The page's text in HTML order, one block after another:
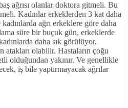
ağrısı olanlar doktora gitmeli. Bu
Kadınlar erkeklerden 3 kat daha
ağrı erkeklere göre daha
süre bir buçuk gün, erkeklerde
daha sık görülüyor.
atakları olabilir. Hastaların çoğu
olduğundan yakınır. Ve genellikle
iş bile yaptırmayacak ağrılar